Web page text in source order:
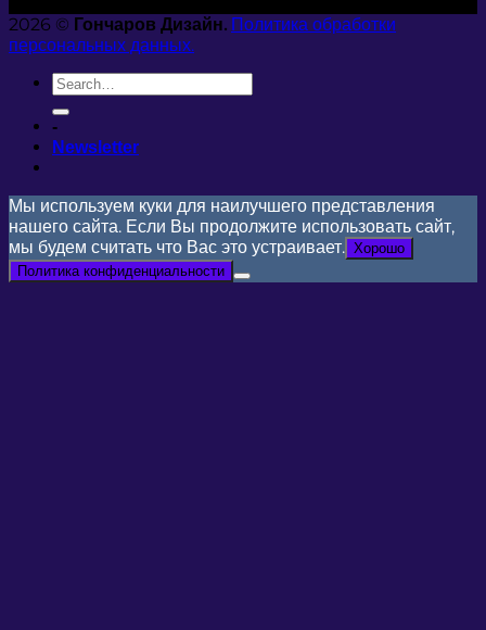
2026 © Гончаров Дизайн. Политика обработки
персональных данных.
-
Newsletter
Мы используем куки для наилучшего представления
нашего сайта. Если Вы продолжите использовать сайт,
мы будем считать что Вас это устраивает. Хорошо
Политика конфиденциальности